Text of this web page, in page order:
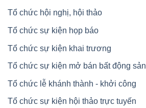
Tổ chức hội nghị, hội thảo
Tổ chức sự kiện họp báo
Tổ chức sự kiện khai trương
Tổ chức sự kiện mở bán bất động sản
Tổ chức lễ khánh thành - khởi công
Tổ chức sự kiện hội thảo trực tuyến